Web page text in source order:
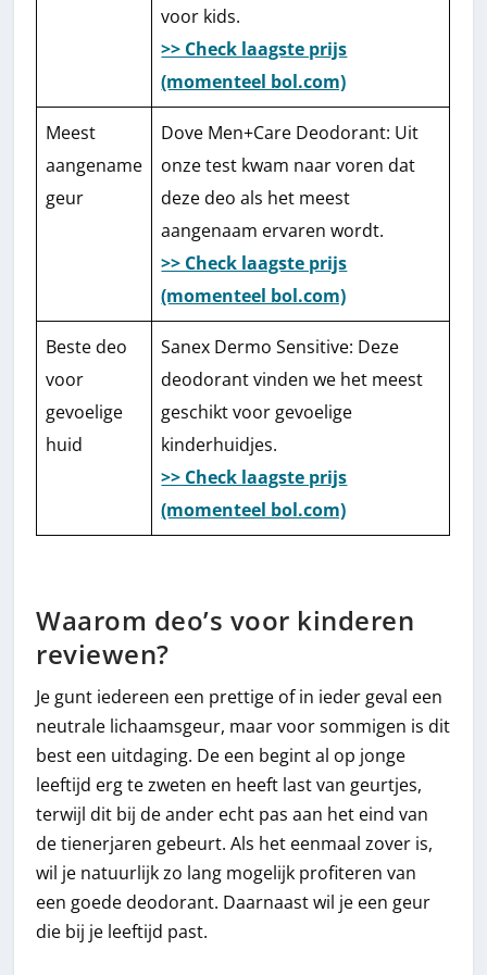
voor kids.
>> Check laagste prijs
(momenteel bol.com)
Meest
aangename
geur
Dove Men+Care Deodorant: Uit
onze test kwam naar voren dat
deze deo als het meest
aangenaam ervaren wordt.
>> Check laagste prijs
(momenteel bol.com)
Beste deo
voor
gevoelige
huid
Sanex Dermo Sensitive: Deze
deodorant vinden we het meest
geschikt voor gevoelige
kinderhuidjes.
>> Check laagste prijs
(momenteel bol.com)
Waarom deo’s voor kinderen
reviewen?
Je gunt iedereen een prettige of in ieder geval een
neutrale lichaamsgeur, maar voor sommigen is dit
best een uitdaging. De een begint al op jonge
leeftijd erg te zweten en heeft last van geurtjes,
terwijl dit bij de ander echt pas aan het eind van
de tienerjaren gebeurt. Als het eenmaal zover is,
wil je natuurlijk zo lang mogelijk profiteren van
een goede deodorant. Daarnaast wil je een geur
die bij je leeftijd past.